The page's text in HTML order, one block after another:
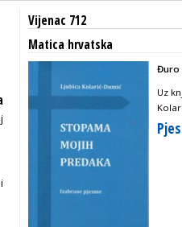
Vijenac 712
Matica hrvatska
Đuro
Uz